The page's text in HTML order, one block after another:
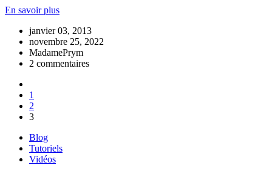
En savoir plus
janvier 03, 2013
novembre 25, 2022
MadamePrym
2 commentaires
1
2
3
Blog
Tutoriels
Vidéos